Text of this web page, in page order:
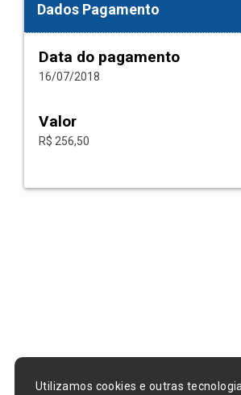
Dados Pagamento
Data do pagamento
16/07/2018
Valor
R$ 256,50
Utilizamos cookies e outras